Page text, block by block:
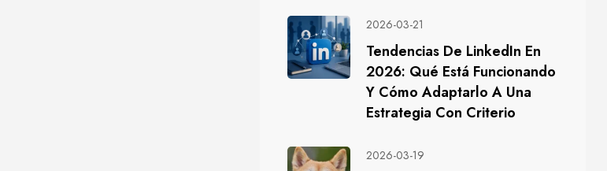
2026-03-21
Tendencias De LinkedIn En
2026: Qué Está Funcionando
Y Cómo Adaptarlo A Una
Estrategia Con Criterio
2026-03-19